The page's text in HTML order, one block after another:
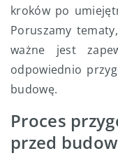
kroków po
Poruszamy
ważne jest
odpowiednio
budowę.
Proces
przed